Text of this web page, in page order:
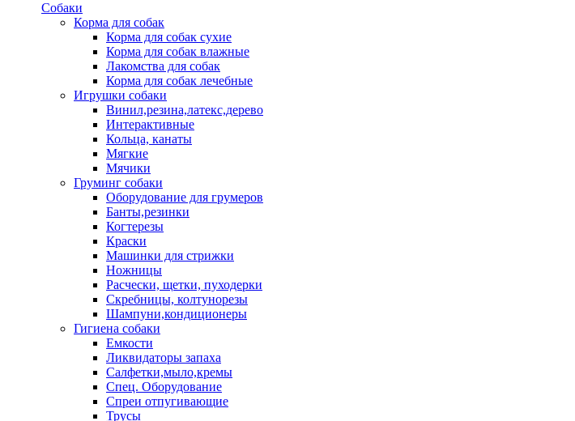
Собаки
Корма для собак
Корма для собак сухие
Корма для собак влажные
Лакомства для собак
Корма для собак лечебные
Игрушки собаки
Винил,резина,латекс,дерево
Интерактивные
Кольца, канаты
Мягкие
Мячики
Груминг собаки
Оборудование для грумеров
Банты,резинки
Когтерезы
Краски
Машинки для стрижки
Ножницы
Расчески, щетки, пуходерки
Скребницы, колтунорезы
Шампуни,кондиционеры
Гигиена собаки
Емкости
Ликвидаторы запаха
Салфетки,мыло,кремы
Спец. Оборудование
Спреи отпугивающие
Трусы